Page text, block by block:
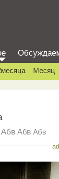
Месяц
Абв Абв Абв